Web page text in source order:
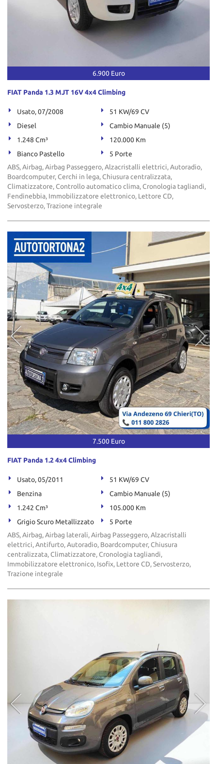
6.900 Euro
FIAT Panda 1.3 MJT 16V 4x4 Climbing
Usato, 07/2008
51 KW/69 CV
Diesel
Cambio Manuale (5)
1.248 Cm³
120.000 Km
Bianco Pastello
5 Porte
ABS, Airbag, Airbag Passeggero, Alzacristalli elettrici, Autoradio,
Boardcomputer, Cerchi in lega, Chiusura centralizzata,
Climatizzatore, Controllo automatico clima, Cronologia tagliandi,
Fendinebbia, Immobilizzatore elettronico, Lettore CD,
Servosterzo, Trazione integrale
7.500 Euro
FIAT Panda 1.2 4x4 Climbing
Usato, 05/2011
51 KW/69 CV
Benzina
Cambio Manuale (5)
1.242 Cm³
105.000 Km
Grigio Scuro Metallizzato
5 Porte
ABS, Airbag, Airbag laterali, Airbag Passeggero, Alzacristalli
elettrici, Antifurto, Autoradio, Boardcomputer, Chiusura
centralizzata, Climatizzatore, Cronologia tagliandi,
Immobilizzatore elettronico, Isofix, Lettore CD, Servosterzo,
Trazione integrale